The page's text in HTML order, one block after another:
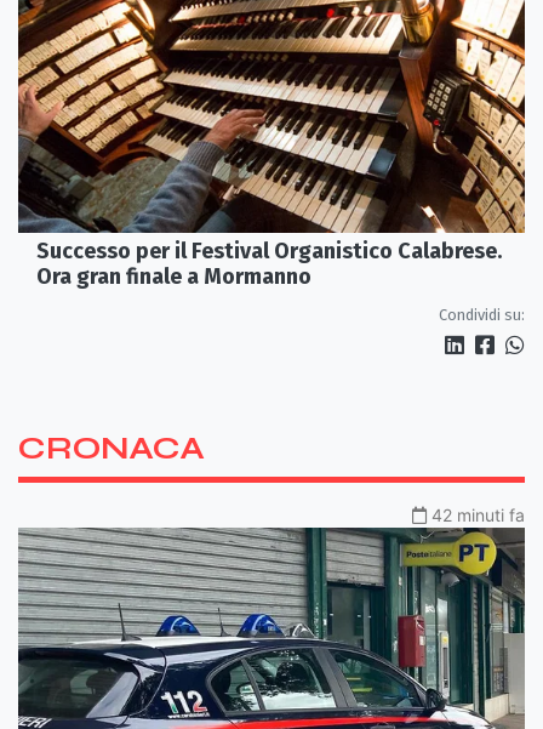
Successo per il Festival Organistico Calabrese.
Ora gran finale a Mormanno
Condividi su:
CRONACA
42 minuti fa